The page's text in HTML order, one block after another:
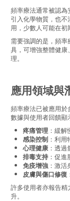
頻率療法通常被認
引入化學物質，也
用，少數人可能在初
需要強調的是，頻率
具，可增強整體健
理。
應用領域與
頻率療法已被應用
數據與使用者回饋顯
疼痛管理 ：緩
感染控制 ：利
心理健康 ：透
排毒支持 ：促
免疫增強 ：激
皮膚與傷口修復
許多使用者亦報告
升。